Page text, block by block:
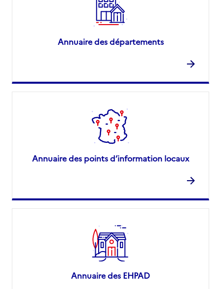
Annuaire des départements
Annuaire des points d’information locaux
Annuaire des EHPAD